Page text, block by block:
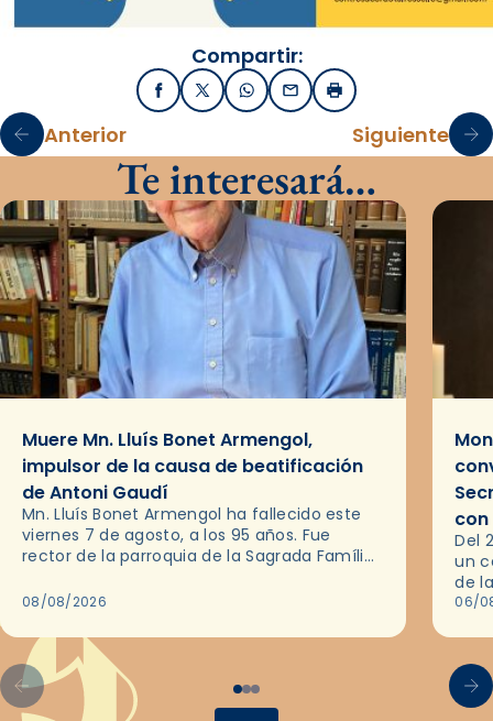
Compartir:
FacebookX / TwitterWhatsApp
EmailImprimir
Anterior Siguiente
Te interesará…
Muere Mn. Lluís Bonet Armengol,
impulsor de la causa de beatificación
de Antoni Gaudí
Mn. Lluís Bonet Armengol ha fallecido este
viernes 7 de agosto, a los 95 años. Fue
rector de la parroquia de la Sagrada Família
08/08/2026
Del
un
de
en
06/